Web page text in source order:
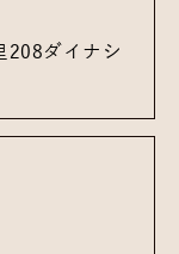
208ダイナシ